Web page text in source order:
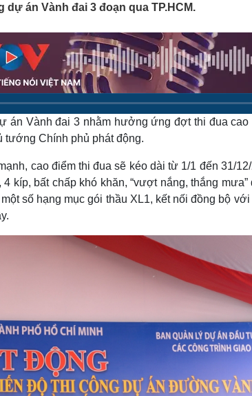
hóa
khấu - Điện ảnh
học
nhạc
Giải trí
Nghệ sĩ
Thời trang
Sao Việt
án Vành đai 3 đoạn qua TP.HCM.
án Vành đai 3 nhằm hưởng ứng đợt thi đua cao
tướng Chính phủ phát động.
cao điểm thi đua sẽ kéo dài từ 1/1 đến 31/
kíp, bất chấp khó khăn, “vượt nắng, thắng mưa”
số hạng mục gói thầu XL1, kết nối đồng bộ